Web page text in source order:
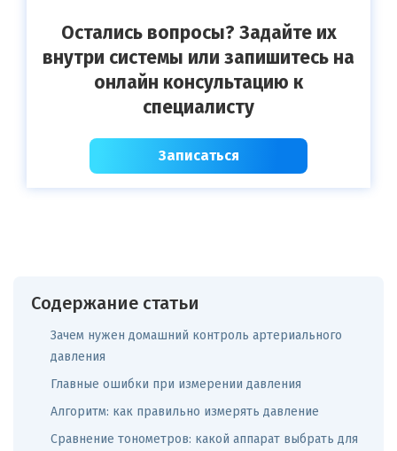
Остались вопросы? Задайте их
внутри системы или запишитесь на
онлайн консультацию к
специалисту
Записаться
Содержание статьи
Зачем нужен домашний контроль артериального
давления
Главные ошибки при измерении давления
Алгоритм: как правильно измерять давление
Сравнение тонометров: какой аппарат выбрать для